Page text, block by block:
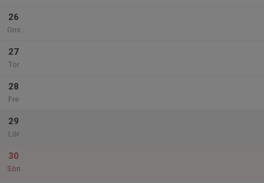
26
Ons
27
Tor
28
Fre
29
Lör
30
Sön